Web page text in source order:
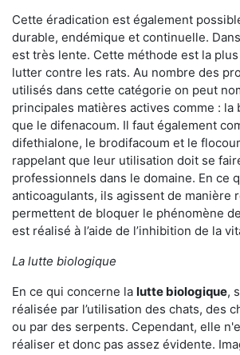
Cette éradication est également
durable, endémique et continuelle.
est très lente. Cette méthode est la
lutter contre les rats. Au nombre des
utilisés dans cette catégorie on peut
principales matières actives comme : la
que le difenacoum. Il faut également
difethialone, le brodifacoum et le
rappelant que leur utilisation doit se
professionnels dans le domaine. En ce
anticoagulants, ils agissent de manière
permettent de bloquer le phénomène
est réalisé à l’aide de l’inhibition de la
La lutte biologique
En ce qui concerne la lutte biologique,
réalisée par l’utilisation des chats, des
ou par des serpents. Cependant, elle
réaliser et donc pas assez évidente.